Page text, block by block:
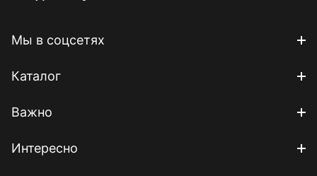
Мы в соцсетях
Каталог
Важно
Интересно